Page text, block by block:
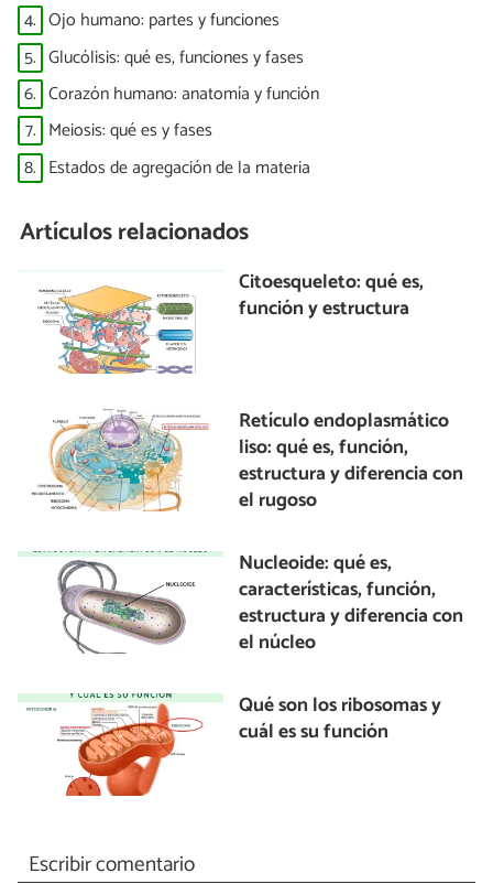
4. Ojo humano: partes y funciones
5. Glucólisis: qué es, funciones y fases
6. Corazón humano: anatomía y función
7. Meiosis: qué es y fases
8. Estados de agregación de la materia
Artículos relacionados
Citoesqueleto: qué es,
función y estructura
Retículo endoplasmático
liso: qué es, función,
estructura y diferencia con
el rugoso
Nucleoide: qué es,
características, función,
estructura y diferencia con
el núcleo
Qué son los ribosomas y
cuál es su función
Escribir comentario